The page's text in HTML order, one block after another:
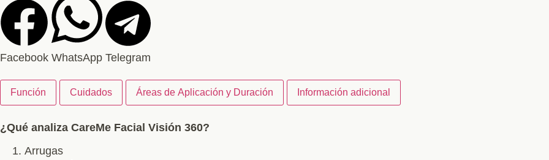
Facebook WhatsApp Telegram
Función Cuidados Áreas de Aplicación y Duración Información adicional
¿Qué analiza CareMe Facial Visión 360?
Arrugas